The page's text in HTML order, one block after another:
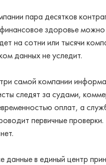
пара десятков
здоровье можно
на сотни или тысячи
данных не уследит.
самой компании
следят за судами,
оплат, а
первичные проверки.
данные в единый центр